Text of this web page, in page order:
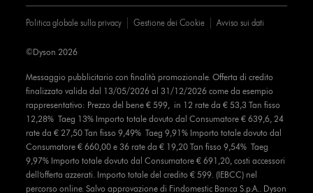
Politica globale sulla privacy Gestione dei Cookie Avviso sui dati
Messaggio pubblicitario con finalità promozionale. Offerta di credito
finalizzato valida dal 13/05/2026 al 31/12/2026 come da esempio
rappresentativo: Prezzo del bene € 599, in 12 rate da € 53,3 Tan fisso
12,28% Taeg 13% Importo totale dovuto dal Consumatore € 639,6, 24
rate da € 27,50 Tan fisso 9,49% Taeg 9,91% Importo totale dovuto dal
Consumatore € 660,00 e 36 rate da € 19,20 Tan fisso 9,54% Taeg
9,97% Importo totale dovuto dal Consumatore € 691,20, costi accessori
dell’offerta azzerati. Importo totale del credito € 599. (IEBCC) nel
percorso online. Salvo approvazione di Findomestic Banca S.p.A.. Dyson
©Dyson 2026